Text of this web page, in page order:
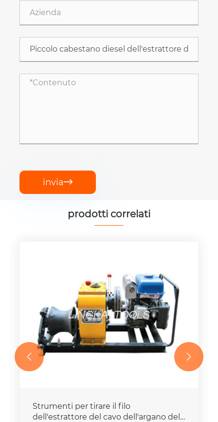
invia
prodotti correlati
Strumenti per tirare il filo
dell'estrattore del cavo dell'argano del
 